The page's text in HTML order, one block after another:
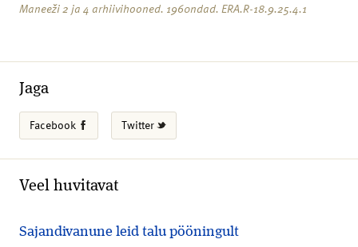
Maneeži 2 ja 4 arhiivihooned. 1960ndad. ERA.R-18.9.25.4.1
Jaga
Facebook Twitter
Veel huvitavat
Sajandivanune leid talu pööningult